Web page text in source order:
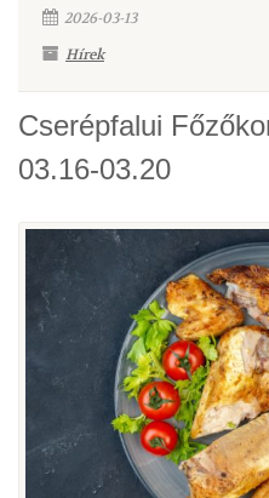
2026-03-13
Hírek
Cserépfalui
03.16-03.20